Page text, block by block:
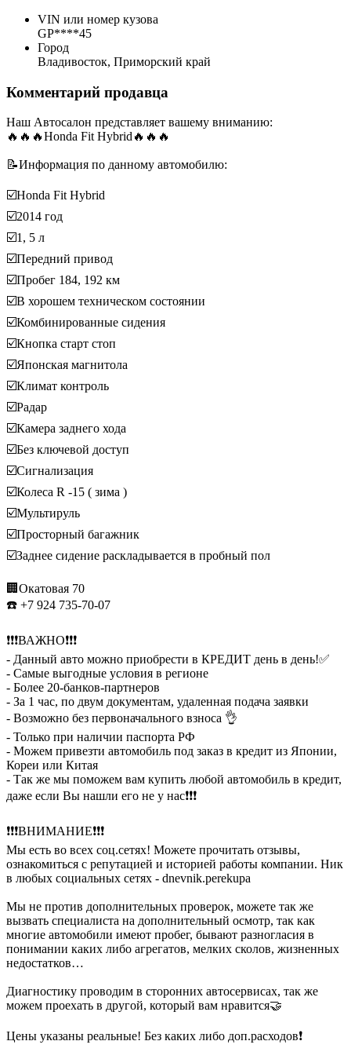
VIN или номер кузова
GP****45
Город
Владивосток, Приморский край
Комментарий продавца
Наш Автосалон представляет вашему вниманию:
🔥🔥🔥Honda Fit Hybrid🔥🔥🔥
📝Информация по данному автомобилю:
☑️Honda Fit Hybrid
☑️2014 год
☑️1, 5 л
☑️Передний привод
☑️Пробег 184, 192 км
☑️В хорошем техническом состоянии
☑️Комбинированные сидения
☑️Кнопка старт стоп
☑️Японская магнитола
☑️Климат контроль
☑️Радар
☑️Камера заднего хода
☑️Без ключевой доступ
☑️Сигнализация
☑️Колеса R -15 ( зима )
☑️Мультируль
☑️Просторный багажник
☑️Заднее сидение раскладывается в пробный пол
🏢Окатовая 70
☎️ +7 924 735-70-07
❗️❗️❗️ВАЖНО❗️❗️❗️
- Данный авто можно приобрести в КРЕДИТ день в день!✅
- Самые выгодные условия в регионе
- Более 20-банков-партнеров
- За 1 час, по двум документам, удаленная подача заявки
- Возможно без первоначального взноса 👌
- Только при наличии паспорта РФ
- Можем привезти автомобиль под заказ в кредит из Японии,
Кореи или Китая
- Так же мы поможем вам купить любой автомобиль в кредит,
даже если Вы нашли его не у нас❗️❗️❗️
❗️❗️❗️ВНИМАНИЕ❗️❗️❗️
Мы есть во всех соц.сетях! Можете прочитать отзывы,
ознакомиться с репутацией и историей работы компании. Ник
в любых социальных сетях - dnevnik.perekupa
Мы не против дополнительных проверок, можете так же
вызвать специалиста на дополнительный осмотр, так как
многие автомобили имеют пробег, бывают разногласия в
понимании каких либо агрегатов, мелких сколов, жизненных
недостатков…
Диагностику проводим в сторонних автосервисах, так же
можем проехать в другой, который вам нравится🤝
Цены указаны реальные! Без каких либо доп.расходов❗️